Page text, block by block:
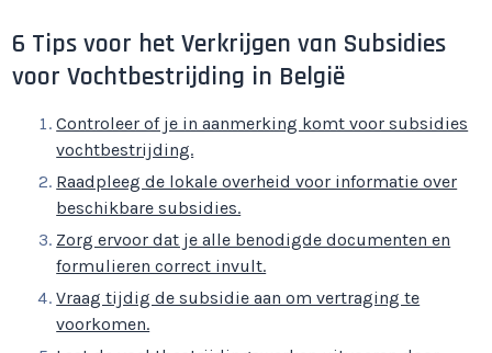
6 Tips voor het Verkrijgen van Subsidies
voor Vochtbestrijding in België
Controleer of je in aanmerking komt voor subsidies
vochtbestrijding.
Raadpleeg de lokale overheid voor informatie over
beschikbare subsidies.
Zorg ervoor dat je alle benodigde documenten en
formulieren correct invult.
Vraag tijdig de subsidie aan om vertraging te
voorkomen.